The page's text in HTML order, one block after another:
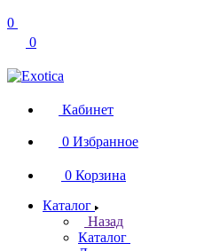
0
0
Кабинет
0 Избранное
0 Корзина
Каталог
Назад
Каталог